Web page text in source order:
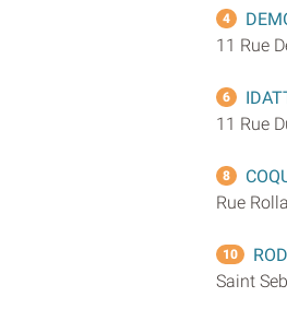
4
11 Rue
6
11 Rue
8
Rue
10
Saint